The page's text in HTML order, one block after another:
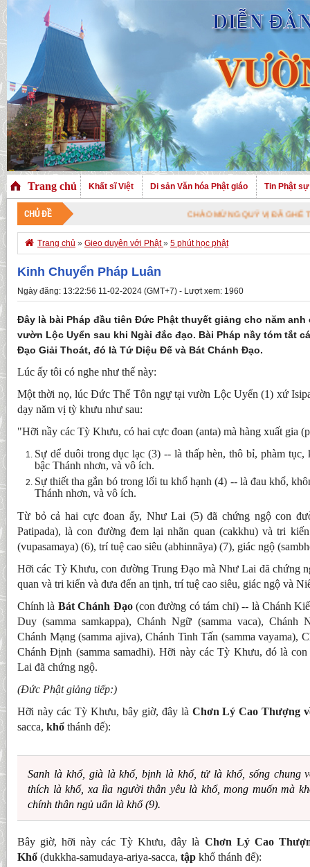
Trang chủ Khất sĩ Việt Di sản Văn hóa Phật giáo Tin Phật sự
CHỦ ĐỀ CHÀO MỪNG QUÝ VỊ ĐÃ GHÉ THĂM
 Trang chủ » Gieo duyên với Phật» 5 phút học phật
Kinh Chuyển Pháp Luân
Ngày đăng: 13:22:56 11-02-2024 (GMT+7) - Lượt xem: 1960
Ðây là bài Pháp đầu tiên Ðức Phật thuyết giảng cho năm anh
vườn Lộc Uyển sau khi Ngài đắc đạo. Bài Pháp nầy tóm tắt
Ðạo Giải Thoát, đó là Tứ Diệu Ðế và Bát Chánh Ðạo.
Lúc ấy tôi có nghe như thế này:
Một thời nọ, lúc Ðức Thế Tôn ngự tại vườn Lộc Uyển (1) xứ
dạy năm vị tỳ khưu như sau:
"Hỡi nầy các Tỳ Khưu, có hai cực đoan (anta) mà hàng xuất gia
Sự dể duôi trong dục lạc (3) -- là thấp hèn, thô bỉ, phàm tục,
bậc Thánh nhơn, và vô ích.
Sự thiết tha gắn bó trong lối tu khổ hạnh (4) -- là đau khổ,
Thánh nhơn, và vô ích.
Từ bỏ cả hai cực đoan ấy, Như Lai (5) đã chứng ngộ con
Patipada), là con đường đem lại nhãn quan (cakkhu) và tri
(vupasamaya) (6), trí tuệ cao siêu (abhinnãya) (7), giác ngộ
Hỡi các Tỳ Khưu, con đường Trung Ðạo mà Như Lai đã chứng
quan và tri kiến và đưa đến an tịnh, trí tuệ cao siêu, giác ngộ và
Chính là Bát Chánh Ðạo(con đường có tám chi) -- là Chánh
Duy (samma samkappa), Chánh Ngữ (samma vaca), Chánh
Chánh Mạng (samma ajiva), Chánh Tinh Tấn (samma vayama),
Chánh Ðịnh (samma samadhi). Hỡi này các Tỳ Khưu, đó là
Lai đã chứng ngộ.
(Ðức Phật giảng tiếp:)
Hỡi này các Tỳ Khưu, bây giờ, đây là Chơn Lý Cao Thượng
sacca, khổ thánh đế):
Sanh là khổ, già là khổ, bịnh là khổ, tử là khổ, sống chung
thích là khổ, xa lìa người thân yêu là khổ, mong muốn mà
chính thân ngủ uẩn là khổ (9).
Bây giờ, hỡi này các Tỳ Khưu, đây là Chơn Lý Cao
Khổ (dukkha-samudaya-ariya-sacca, tập khổ thánh đế):